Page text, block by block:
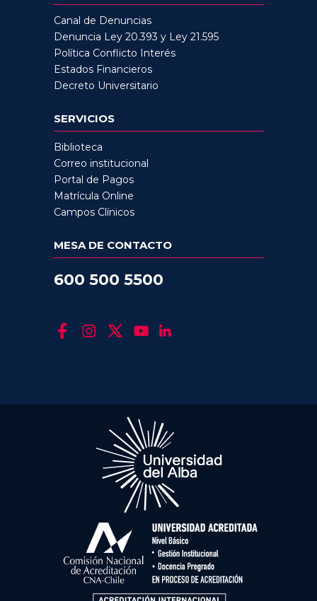
Canal de Denuncias
Denuncia Ley 20.393 y Ley 21.595
Política Conflicto Interés
Estados Financieros
Decreto Universitario
SERVICIOS
Biblioteca
Correo institucional
Portal de Pagos
Matrícula Online
Campos Clínicos
MESA DE CONTACTO
600 500 5500